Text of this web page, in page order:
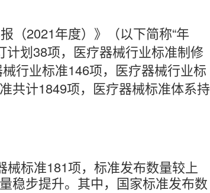
（2021年度）》（以下简称“年
计划38项，医疗器械行业标准制修
行业标准146项，医疗器械行业标
共计1849项，医疗器械标准体系持
标准181项，标准发布数量较上
稳步提升。其中，国家标准发布数